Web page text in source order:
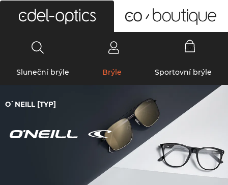
Sluneční brýle Brýle Sportovní brýle
O`NEILL [TYP]